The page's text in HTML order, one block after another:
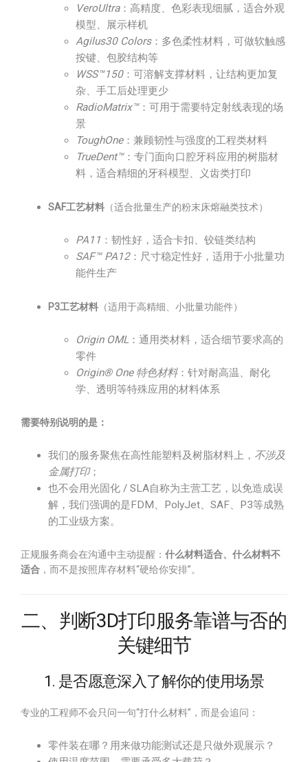
VeroUltra：高精度、色彩表现细腻，适合外观
模型、展示样机
Agilus30 Colors：多色柔性材料，可做软触感
按键、包胶结构等
WSS™150：可溶解支撑材料，让结构更加复
杂、手工后处理更少
RadioMatrix™：可用于需要特定射线表现的场
景
ToughOne：兼顾韧性与强度的工程类材料
TrueDent™：专门面向口腔牙科应用的树脂材
料，适合精细的牙科模型、义齿类打印
SAF工艺材料 （适合批量生产的粉末床熔融类技术）
PA11 ：韧性好，适合卡扣、铰链类结构
SAF™ PA12：尺寸稳定性好，适用于小批量功
能件生产
P3工艺材料 （适用于高精细、小批量功能件）
Origin OML ：通用类材料，适合细节要求高的
零件
Origin® One 特色材料：针对耐高温、耐化
学、透明等特殊应用的材料体系
需要特别说明的是：
我们的服务聚焦在高性能塑料及树脂材料上， 不涉及
金属打印；
也不会用光固化 / SLA自称为主营工艺，以免造成误
解，我们强调的是FDM、PolyJet、SAF、P3等成熟
的工业级方案。
正规服务商会在沟通中主动提醒： 什么材料适合、什么材料不
适合 ，而不是按照库存材料“硬给你安排”。
二、判断3D打印服务靠谱与否的
关键细节
1. 是否愿意深入了解你的使用场景
专业的工程师不会只问一句“打什么材料”，而是会追问：
零件装在哪？用来做功能测试还是只做外观展示？